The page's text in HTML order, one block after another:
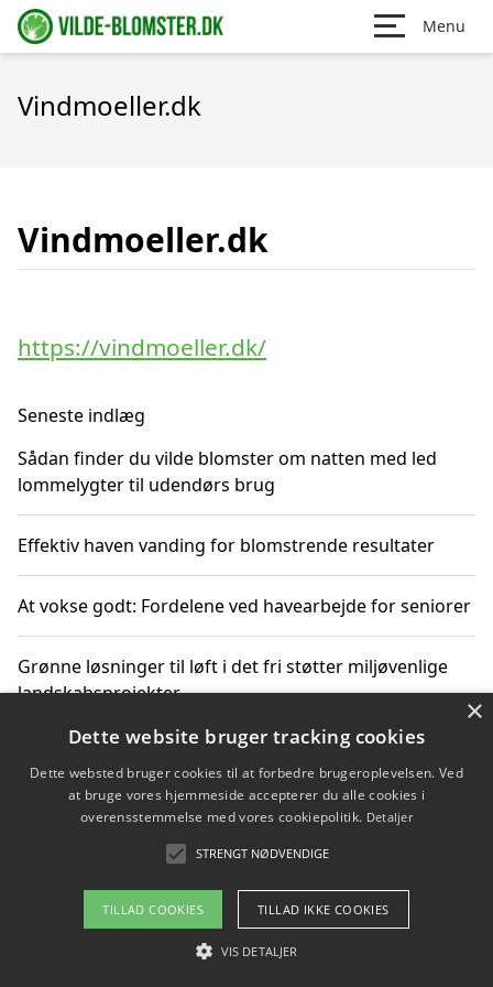
Menu
Vindmoeller.dk
Vindmoeller.dk
https://vindmoeller.dk/
Seneste indlæg
Sådan finder du vilde blomster om natten med led
lommelygter til udendørs brug
Effektiv haven vanding for blomstrende resultater
At vokse godt: Fordelene ved havearbejde for seniorer
Grønne løsninger til løft i det fri støtter miljøvenlige
landskabsprojekter
Gør haven til et frirum for familien og naturen
Copyright 2026 - Pilanto Aps
Om / kontakt
Blog Betingelser
×
Dette website bruger tracking cookies
Dette websted bruger cookies til at forbedre brugeroplevelsen. Ved
at bruge vores hjemmeside accepterer du alle cookies i
overensstemmelse med vores cookiepolitik. Detaljer
STRENGT NØDVENDIGE
TILLAD COOKIES TILLAD IKKE COOKIES
VIS DETALJER